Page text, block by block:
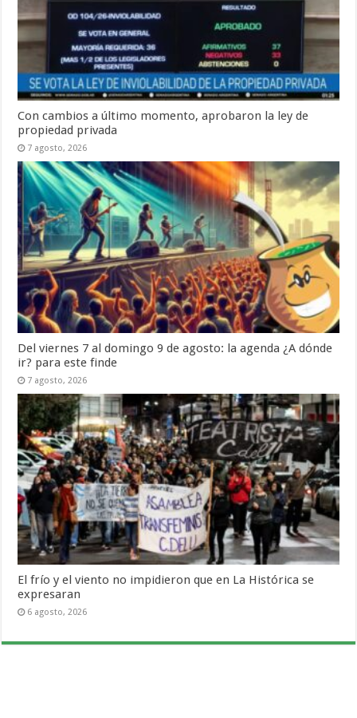
Con cambios a último momento, aprobaron la ley de
propiedad privada
7 agosto, 2026
Del viernes 7 al domingo 9 de agosto: la agenda ¿A dónde
ir? para este finde
7 agosto, 2026
El frío y el viento no impidieron que en La Histórica se
expresaran
6 agosto, 2026